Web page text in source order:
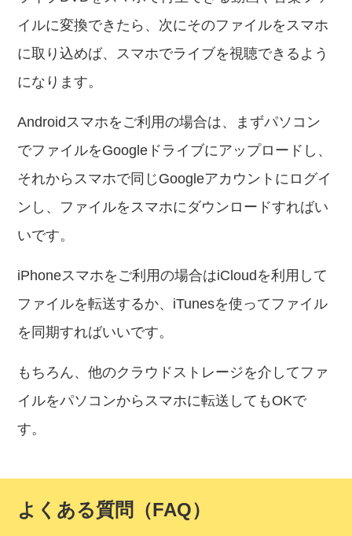
イルに変換できたら、次にそのファイルをスマホ
に取り込めば、スマホでライブを視聴できるよう
になります。
Androidスマホをご利用の場合は、まずパソコン
でファイルをGoogleドライブにアップロードし、
それからスマホで同じGoogleアカウントにログイ
ンし、ファイルをスマホにダウンロードすればい
いです。
iPhoneスマホをご利用の場合はiCloudを利用して
ファイルを転送するか、iTunesを使ってファイル
を同期すればいいです。
もちろん、他のクラウドストレージを介してファ
イルをパソコンからスマホに転送してもOKで
す。
よくある質問（FAQ）